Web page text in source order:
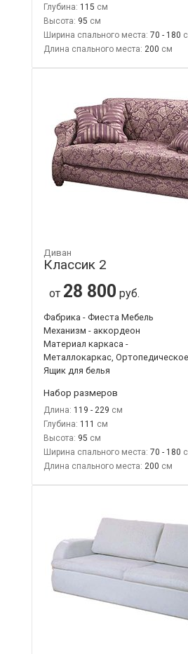
Глубина: 115
Высота: 95
Ширина спального места: 70 - 180
Длина спального места: 200
Диван
Классик 2
от 28 800 руб.
Фабрика - Фиеста Мебель
Механизм - аккордеон
Материал каркаса -
Металлокаркас,
Ящик для белья
Набор размеров
Длина: 119 - 229
Глубина: 111
Высота: 95
Ширина спального места: 70 - 180
Длина спального места: 200